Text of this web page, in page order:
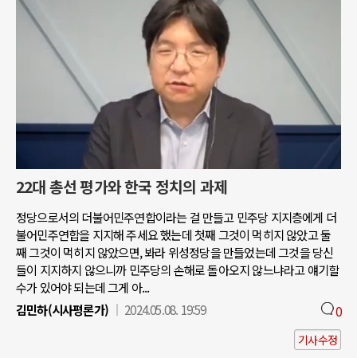
22대 총선 평가와 한국 정치의 과제
정당으로서의 더불어민주연합이라는 걸 만들고 민주당 지지층에게 더
불어민주연합을 지지해 주세요 했는데 첫째 그것이 먹히지 않았고 둘
째 그것이 먹히지 않았으면, 봐라 위성정당을 만들었는데 그것을 당신
들이 지지하지 않으니까 민주당의 손해로 돌아오지 않느냐라고 얘기할
수가 있어야 되는데 그게 아...
김민하(시사평론가)
2024.05.08. 19:59 0
기사수정